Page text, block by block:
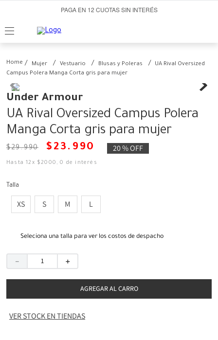
PAGA EN 12 CUOTAS SIN INTERÉS
Mujer Vestuario Blusas y Poleras
UA Rival Oversized
Campus Polera Manga Corta gris para mujer
Under Armour
UA Rival Oversized Campus Polera
Manga Corta gris para mujer
$29.990 $ 23 . 990 20 %OFF
Hasta12 x $2000 ,0 de interés
Talla
XS S M L
Seleciona una talla para ver los costos de despacho
＋
－
AGREGAR AL CARRO
VER STOCK EN TIENDAS